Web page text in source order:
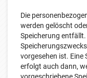
Die
werden gelöscht
Speicherung entfällt.
vorgesehen ist. Eine
erfolgt auch dann,